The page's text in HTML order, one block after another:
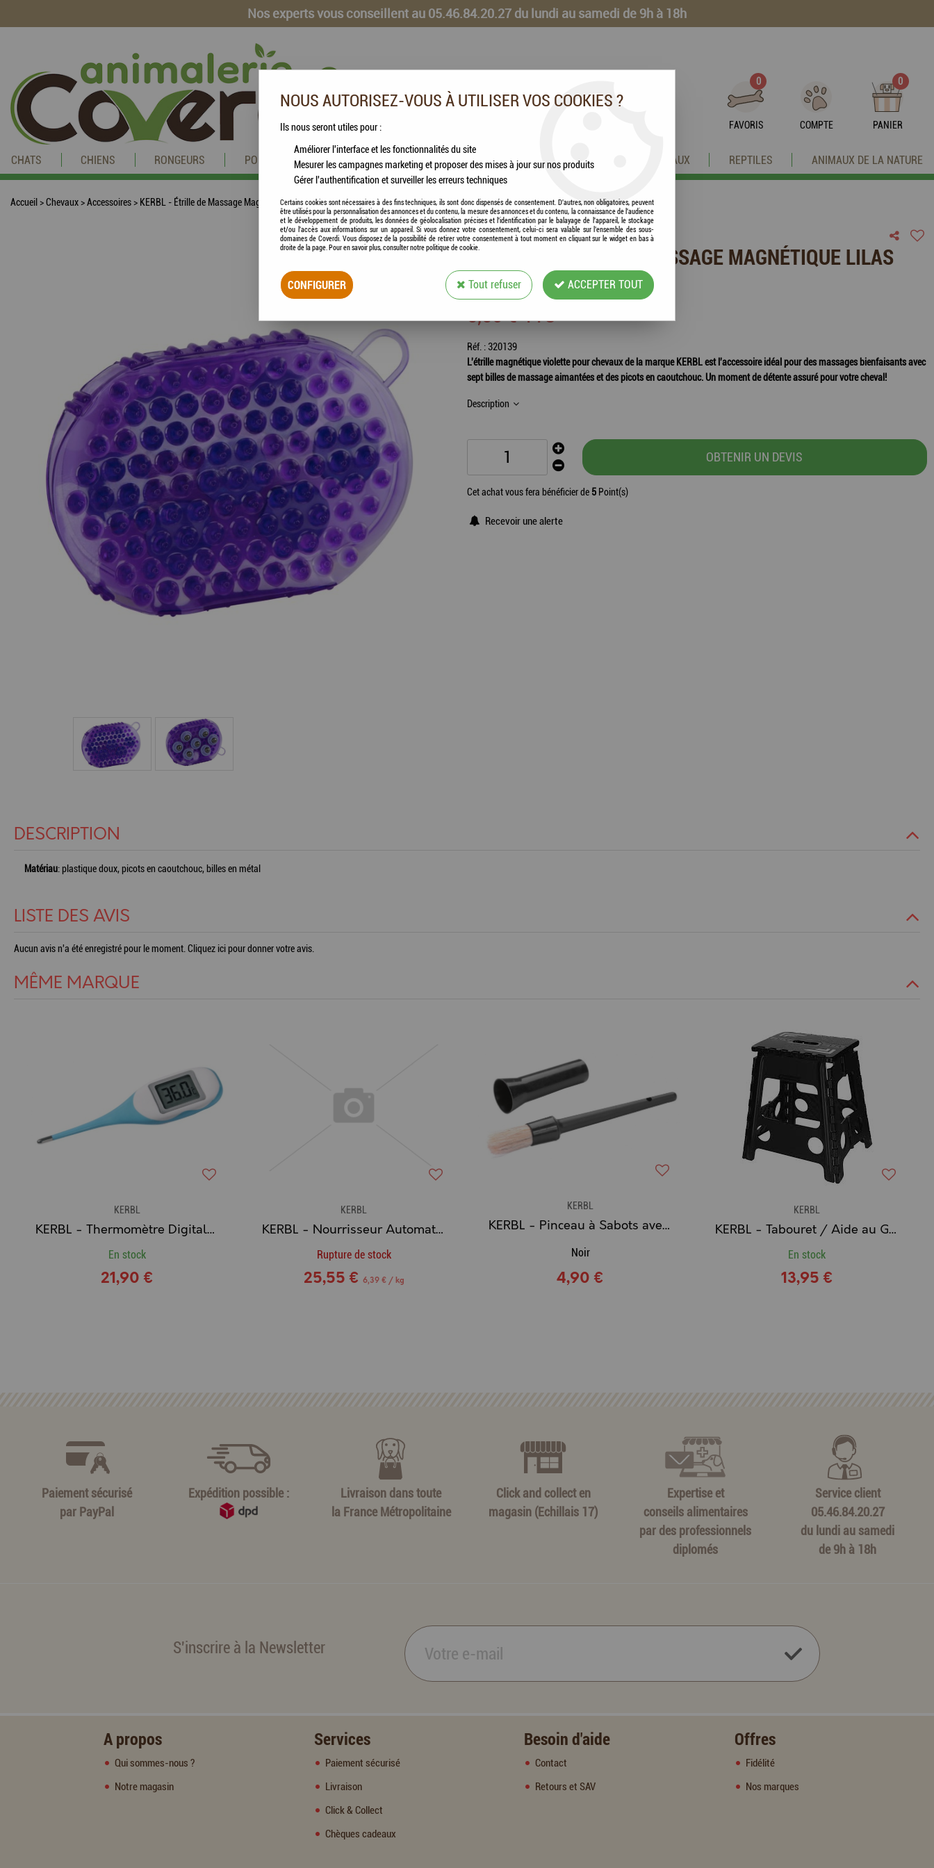
Nos experts vous conseillent au 05.46.84.20.27 du lundi au samedi de 9h à 18h
0
FAVORIS COMPTE
0
PANIER
CHATS CHIENS RONGEURS POISSONS CHEVAUX VOLAILLES ANIMAUX DE LA FERME OISEAUX REPTILES ANIMAUX DE LA NATURE
Accueil >Chevaux>Accessoires> KERBL - Étrille de Massage Magnétique LILAS
KERBL - ÉTRILLE DE MASSAGE MAGNÉTIQUE LILAS
Soyez le premier à donner votre avis !
5,50 €TTC
Réf. :320139
L'étrille magnétique violette pour chevaux de la marque KERBL est l'accessoire idéal pour des massages bienfaisants avec
sept billes de massage aimantées et des picots en caoutchouc. Un moment de détente assuré pour votre cheval!
Description
OBTENIR UN DEVIS
Cet achat vous fera bénéficier de 5 Point(s)
Recevoir une alerte
DESCRIPTION
Matériau: plastique doux, picots en caoutchouc, billes en métal
LISTE DES AVIS
Aucun avis n'a été enregistré pour le moment. Cliquez ici pour donner votre avis.
MÊME MARQUE
KERBL
KERBL - Thermomètre Digital / Numérique Waterproof
En stock
21,90 €
KERBL
KERBL - Nourrisseur Automatique en Plastique avec Couvercle Rabattable
Rupture de stock
25,55 € 6,39 € / kg
KERBL
KERBL - Pinceau à Sabots avec Capuchon
Noir
4,90 €
KERBL
KERBL - Tabouret / Aide au Grimpage (39 cm. de Haut)
En stock
13,95 €
Paiement sécurisé
par PayPal
Expédition possible :
Livraison dans toute
la France Métropolitaine
Click and collect en
magasin (Echillais 17)
Expertise et
conseils alimentaires
par des professionnels
diplomés
Service client
05.46.84.20.27
du lundi au samedi
de 9h à 18h
S'inscrire à la Newsletter
A propos
Qui sommes-nous ?
Notre magasin
Services
Paiement sécurisé
Livraison
Click & Collect
Chèques cadeaux
Besoin d'aide
Contact
Retours et SAV
Offres
Fidélité
Nos marques
NOUS AUTORISEZ-VOUS À UTILISER VOS COOKIES ?
Ils nous seront utiles pour :
Améliorer l'interface et les fonctionnalités du site
Mesurer les campagnes marketing et proposer des mises à jour sur nos produits
Gérer l'authentification et surveiller les erreurs techniques
Certains cookies sont nécessaires à des fins techniques, ils sont donc dispensés de consentement. D'autres, non obligatoires, peuvent
être utilisés pour la personnalisation des annonces et du contenu, la mesure des annonces et du contenu, la connaissance de l'audience
et le développement de produits, les données de géolocalisation précises et l'identification par le balayage de l'appareil, le stockage
et/ou l'accès aux informations sur un appareil. Si vous donnez votre consentement, celui-ci sera valable sur l’ensemble des sous-
domaines de Coverdi. Vous disposez de la possibilité de retirer votre consentement à tout moment en cliquant sur le widget en bas à
droite de la page. Pour en savoir plus, consulter notre politique de cookie.
CONFIGURER Tout refuser ACCEPTER TOUT